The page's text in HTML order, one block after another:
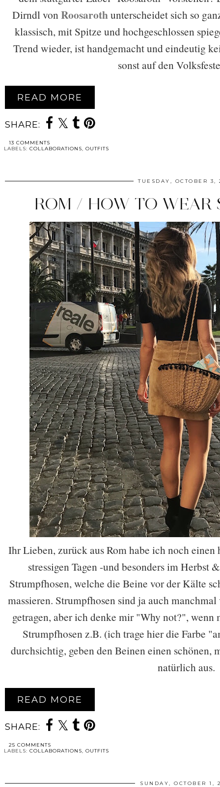
Dirndl von Roosarothunterscheidet sich so
klassisch, mit Spitze und hochgeschlossen
Trend wieder, ist handgemacht und eindeutig
sonst auf den
READ MORE
SHARE:
13 COMMENTS
LABELS: COLLABORATIONS, OUTFITS
TUESDAY, OCTOBER 3,
ROM / HOW TO WEAR
Ihr Lieben, zurück aus Rom habe ich noch
stressigen Tagen -und besonders im Herbst
Strumpfhosen, welche die Beine vor der Kälte
massieren. Strumpfhosen sind ja auch
getragen, aber ich denke mir "Why not?", wenn
Strumpfhosen z.B. (ich trage hier die Farbe
durchsichtig, geben den Beinen einen schönen,
natürlich aus.
READ MORE
SHARE:
25 COMMENTS
LABELS: COLLABORATIONS, OUTFITS
SUNDAY, OCTOBER 1,